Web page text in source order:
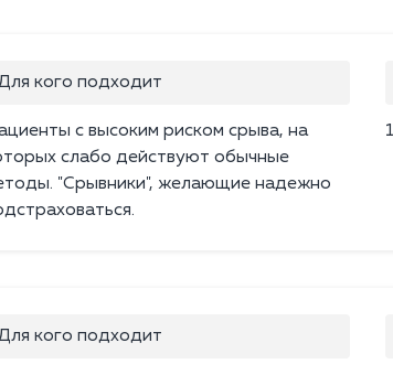
кого подходит
с высоким риском срыва, на
слабо действуют обычные
"Срывники", желающие надежно
кого подходит